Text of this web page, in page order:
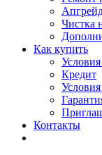
Чистка
Как купить
Кредит
Контакты